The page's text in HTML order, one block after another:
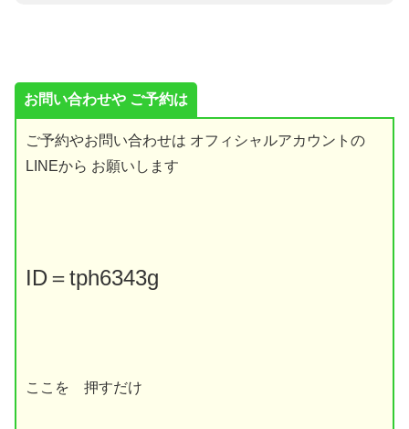
お問い合わせや ご予約は
ご予約やお問い合わせは オフィシャルアカウントの
LINEから お願いします
ID＝tph6343g
ここを 押すだけ